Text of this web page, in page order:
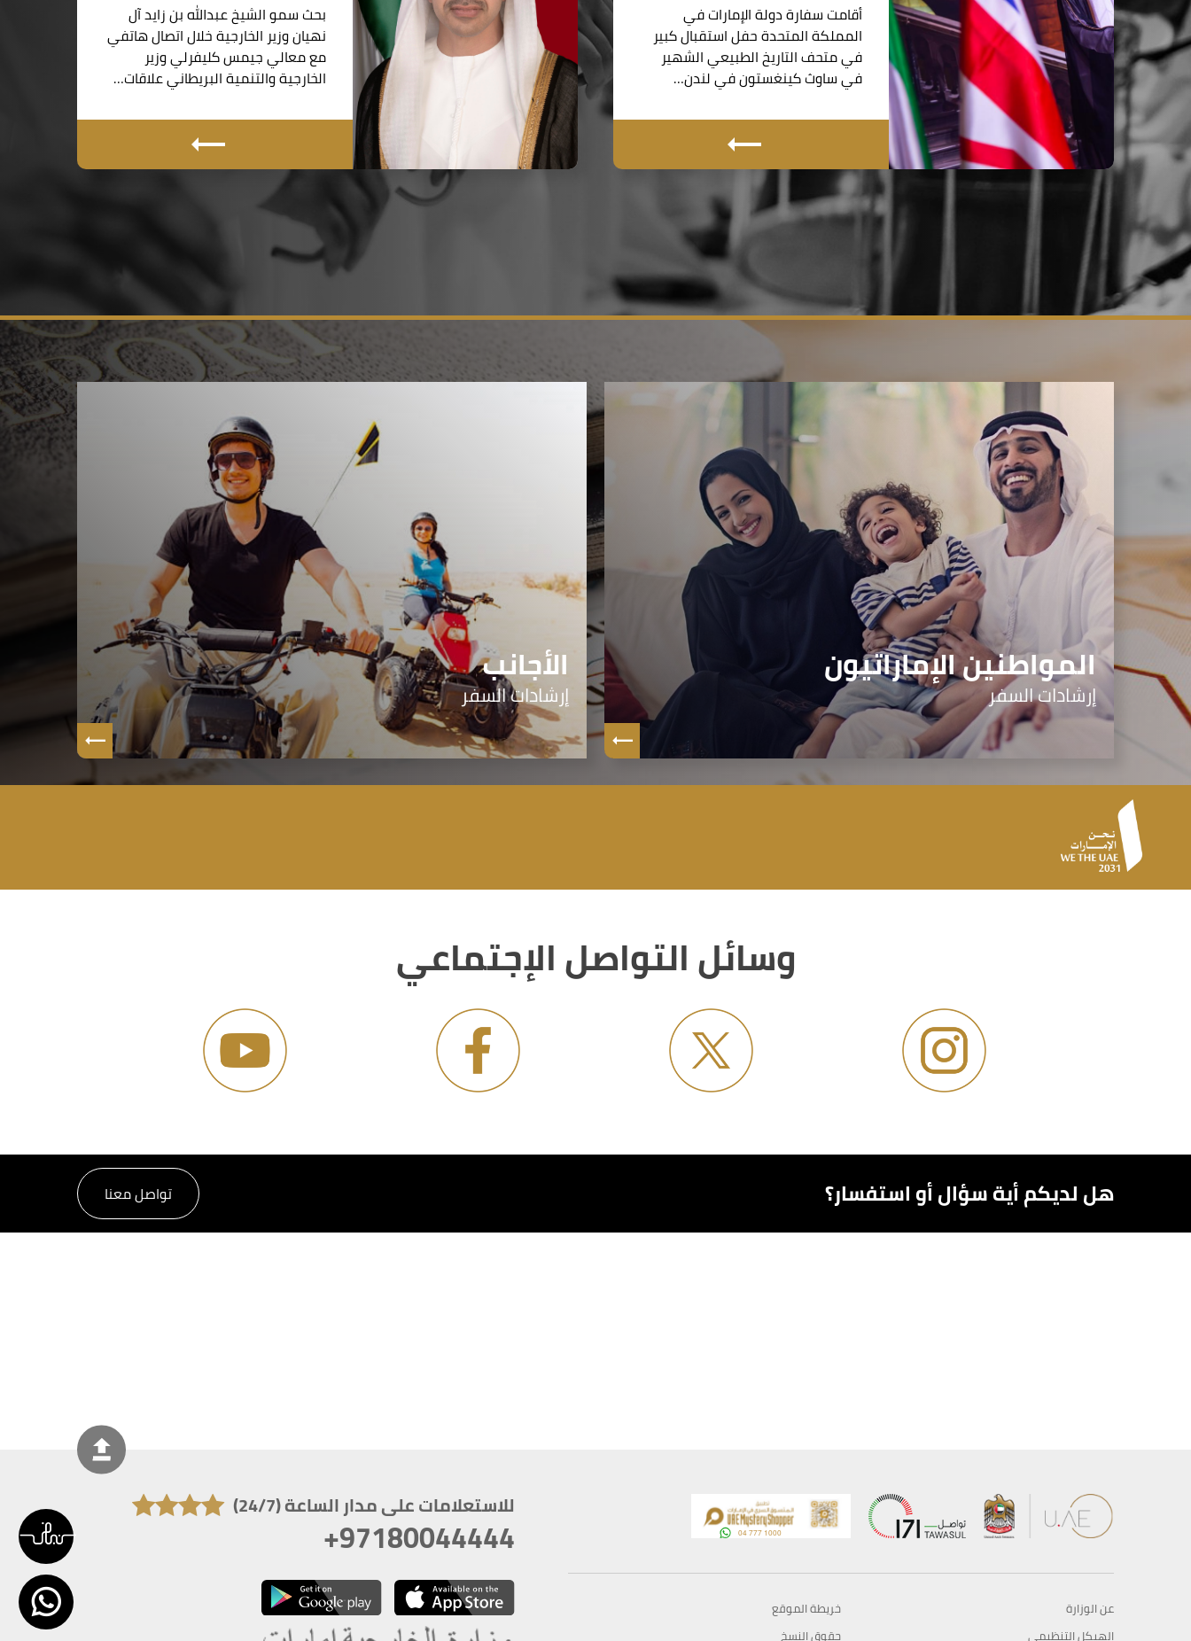
أقامت سفارة دولة الإمارات في
المملكة المتحدة حفل استقبال كبير
في متحف التاريخ الطبيعي الشهير
في ساوث كينغستون في لندن…
بحث سمو الشيخ عبدالله بن زايد آل
نهيان وزير الخارجية خلال اتصال هاتفي
مع معالي جيمس كليفرلي وزير
الخارجية والتنمية البريطاني علاقات…
المواطنين الإماراتيون
إرشادات السفر
الأجانب
إرشادات السفر
وسائل التواصل الإجتماعي
هل لديكم أية سؤال أو استفسار؟ تواصل معنا
للاستعلامات على مدار الساعة (24/7)
+97180044444
عن الوزارة
الهيكل التنظيمي
خريطة الموقع
حقوق النسخ